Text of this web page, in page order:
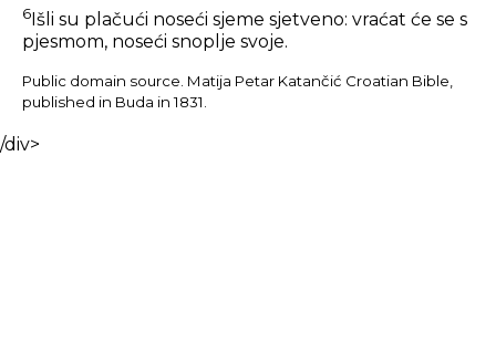
6 Išli su plačući noseći sjeme sjetveno: vraćat će se s
pjesmom, noseći snoplje svoje.
Public domain source. Matija Petar Katančić Croatian Bible,
published in Buda in 1831.
/div>